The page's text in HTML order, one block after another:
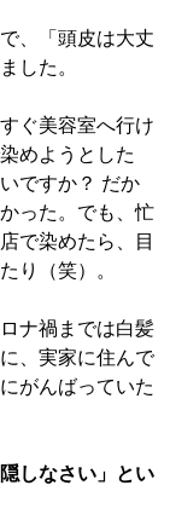
、「頭皮は大丈
した。
ぐ美容室へ行け
めようとした
ですか？ だか
った。でも、忙
で染めたら、目
り（笑）。
ナ禍までは白髪
、実家に住んで
がんばっていた
しなさい」とい